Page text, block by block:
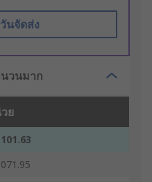
นจัดส่ง
วนมาก
ย